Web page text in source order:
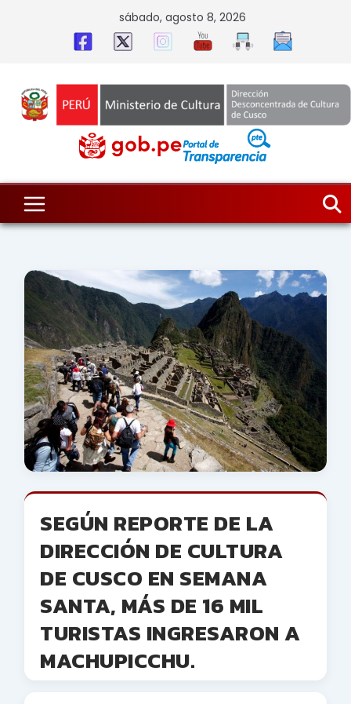
sábado, agosto 8, 2026
SEGÚN REPORTE DE LA
DIRECCIÓN DE CULTURA
DE CUSCO EN SEMANA
SANTA, MÁS DE 16 MIL
TURISTAS INGRESARON A
MACHUPICCHU.